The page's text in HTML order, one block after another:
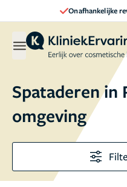
Onafhankelijke
Spataderen in
omgeving